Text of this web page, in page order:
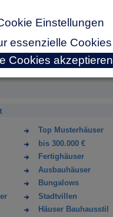
Top Musterhäuser
bis 300.000 €
Fertighäuser
Ausbauhäuser
Bungalows
Stadtvillen
Häuser Bauhausstil
Einstellungen
essenzielle Cookies
Cookies akzeptieren